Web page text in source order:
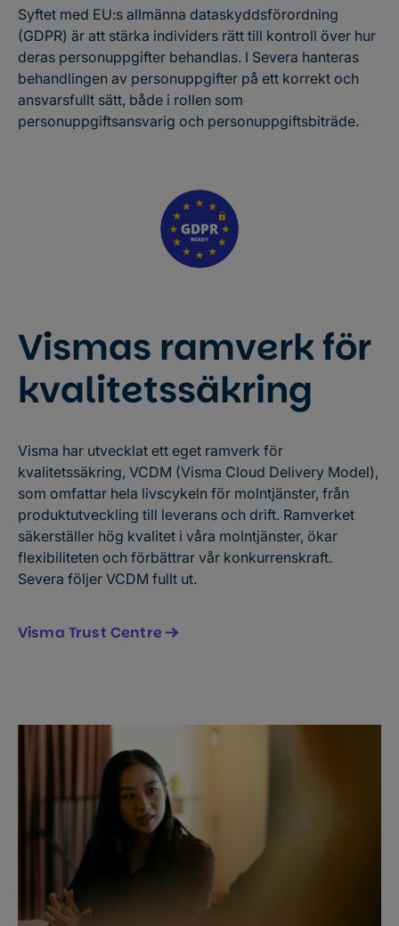
Syftet med EU:s allmänna dataskyddsförordning
(GDPR) är att stärka individers rätt till kontroll över hur
deras personuppgifter behandlas. I Severa hanteras
behandlingen av personuppgifter på ett korrekt och
ansvarsfullt sätt, både i rollen som
personuppgiftsansvarig och personuppgiftsbiträde.
Vismas ramverk för
kvalitetssäkring
Visma har utvecklat ett eget ramverk för
kvalitetssäkring, VCDM (Visma Cloud Delivery Model),
som omfattar hela livscykeln för molntjänster, från
produktutveckling till leverans och drift. Ramverket
säkerställer hög kvalitet i våra molntjänster, ökar
flexibiliteten och förbättrar vår konkurrenskraft.
Severa följer VCDM fullt ut.
Visma Trust Centre